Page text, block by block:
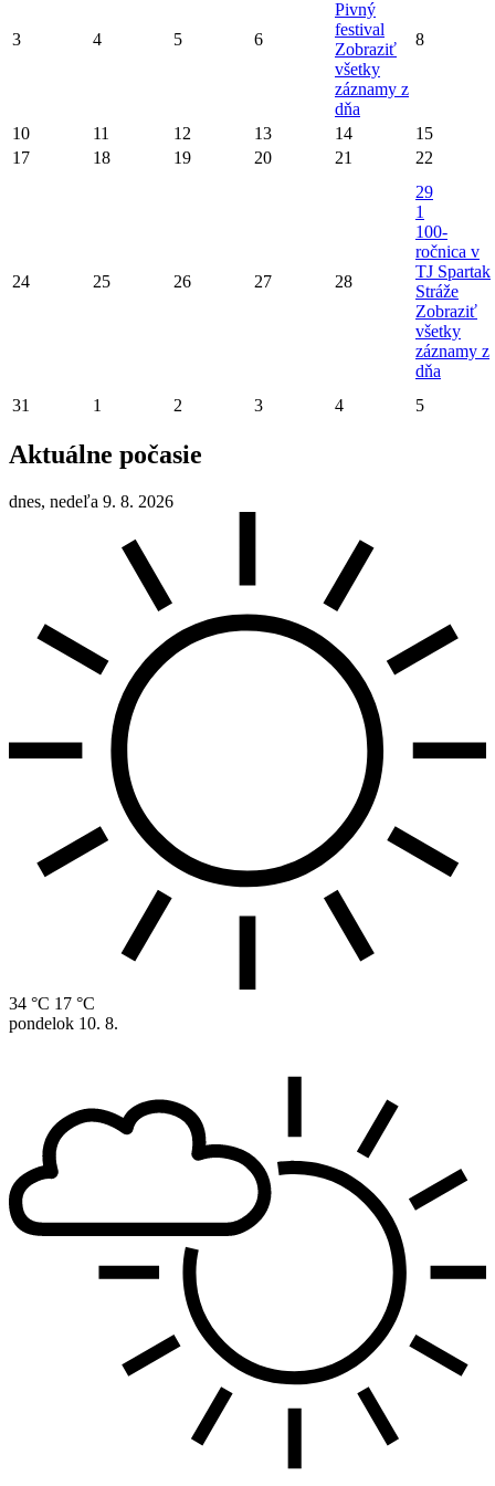
3 4 5 6
Pivný
festival
Zobraziť
všetky
záznamy z
dňa
8
10 11 12 13 14
15
17
18 19 20 21 22
24 25 26 27 28
29
1
100-
ročnica v
TJ Spartak
Stráže
Zobraziť
všetky
záznamy z
dňa
31
1 2 3 4 5
Aktuálne počasie
dnes, nedeľa 9. 8. 2026
34 °C 17 °C
pondelok 10. 8.